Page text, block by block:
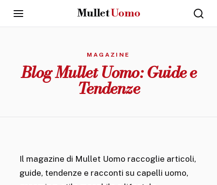
MulletUomo
GROOMING
Mullet
MAGAZINE
Blog Mullet Uomo: Guide e
Tendenze
Il magazine di Mullet Uomo raccoglie articoli,
guide, tendenze e racconti su capelli uomo,